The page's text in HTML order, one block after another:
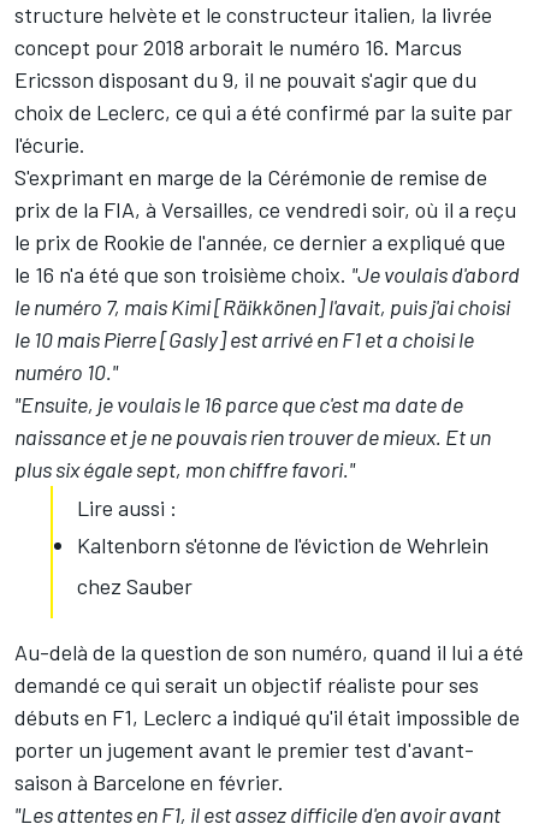
structure helvète et le constructeur italien, la livrée
concept pour 2018 arborait le numéro 16. Marcus
Ericsson disposant du 9, il ne pouvait s'agir que du
choix de Leclerc, ce qui a été confirmé par la suite par
l'écurie.
S'exprimant en marge de la Cérémonie de remise de
prix de la FIA, à Versailles, ce vendredi soir, où il a reçu
le prix de Rookie de l'année, ce dernier a expliqué que
le 16 n'a été que son troisième choix. "Je voulais d'abord
le numéro 7, mais Kimi [Räikkönen] l'avait, puis j'ai choisi
le 10 mais Pierre [Gasly] est arrivé en F1 et a choisi le
numéro 10."
"Ensuite, je voulais le 16 parce que c'est ma date de
naissance et je ne pouvais rien trouver de mieux. Et un
plus six égale sept, mon chiffre favori."
Lire aussi :
Kaltenborn s'étonne de l'éviction de Wehrlein
chez Sauber
Au-delà de la question de son numéro, quand il lui a été
demandé ce qui serait un objectif réaliste pour ses
débuts en F1, Leclerc a indiqué qu'il était impossible de
porter un jugement avant le premier test d'avant-
saison à Barcelone en février.
"Les attentes en F1, il est assez difficile d'en avoir avant